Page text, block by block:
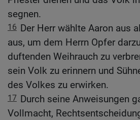
segnen.
16 Der Herr wählte Aaron aus
aus, um dem Herrn Opfer
duftenden Weihrauch zu
sein Volk zu erinnern und
des Volkes zu erwirken.
17 Durch seine Anweisungen
Vollmacht,